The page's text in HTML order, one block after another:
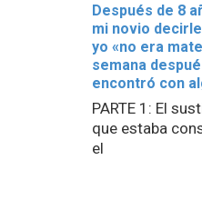
Después de 8
mi novio
yo «no era
semana
encontró con
PARTE 1: El
que estaba
el